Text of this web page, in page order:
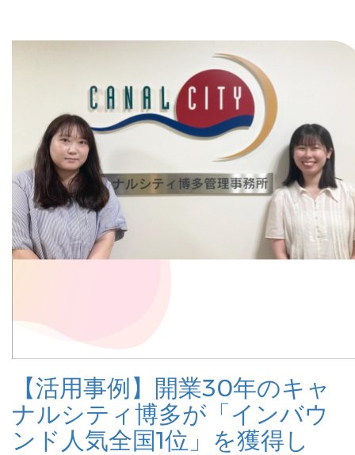
【活用事例】開業30年のキャ
ナルシティ博多が「インバウ
ンド人気全国1位」を獲得し